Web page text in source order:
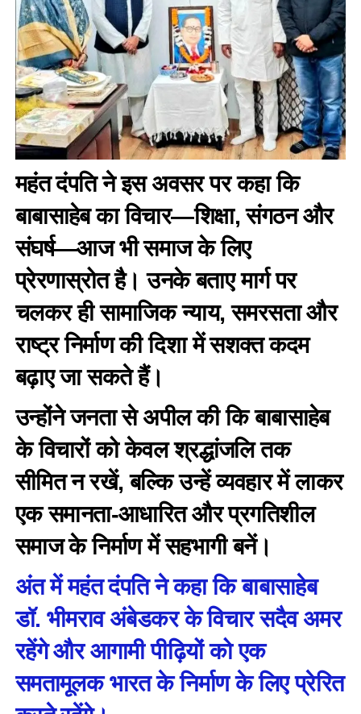
महंत दंपति ने इस अवसर पर कहा कि
बाबासाहेब का विचार—शिक्षा, संगठन और
संघर्ष—आज भी समाज के लिए
प्रेरणास्रोत है। उनके बताए मार्ग पर
चलकर ही सामाजिक न्याय, समरसता और
राष्ट्र निर्माण की दिशा में सशक्त कदम
बढ़ाए जा सकते हैं।
उन्होंने जनता से अपील की कि बाबासाहेब
के विचारों को केवल श्रद्धांजलि तक
सीमित न रखें, बल्कि उन्हें व्यवहार में लाकर
एक समानता-आधारित और प्रगतिशील
समाज के निर्माण में सहभागी बनें।
अंत में महंत दंपति ने कहा कि बाबासाहेब
डॉ. भीमराव अंबेडकर के विचार सदैव अमर
रहेंगे और आगामी पीढ़ियों को एक
समतामूलक भारत के निर्माण के लिए प्रेरित